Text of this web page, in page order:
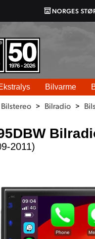
NORGES
Bilvarme
Bilstereo > Bilradio >
2011)